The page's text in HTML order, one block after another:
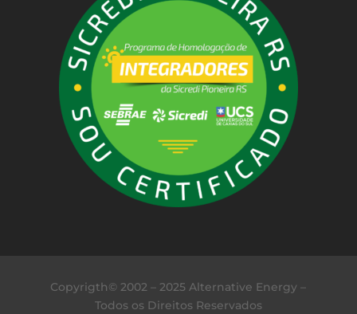
Copyrigth© 2002 – 2025 Alternative Energy –
Todos os Direitos Reservados